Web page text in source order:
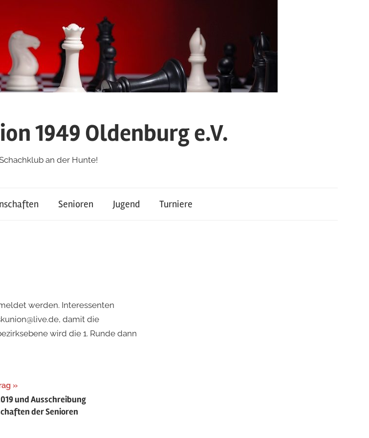
1949 Oldenburg e.V.
an der Hunte!
Senioren Jugend Turniere
werden. Interessenten
damit die
wird die 1. Runde dann
und Ausschreibung
der Senioren